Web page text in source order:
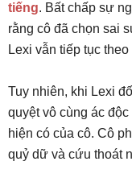
tiếng. Bất chấp sự
rằng cô đã chọn sai
Lexi vẫn tiếp tục
Tuy nhiên, khi Lexi
quyệt vô cùng ác
hiện có của cô. Cô
quỷ dữ và cứu thoát